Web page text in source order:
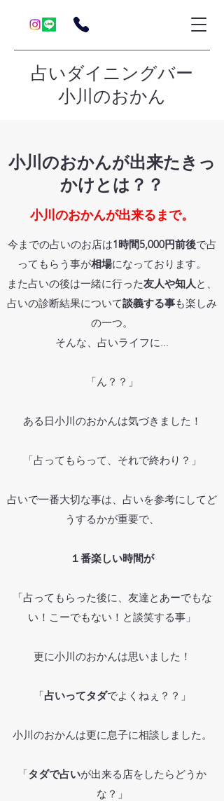
占いダイニングバー
小川のおかん
​小川のおかんが出来たきっ
かけとは？？
小川のおかんが出来るまで。
今までの占いのお店は1時間5,000円前後で占
ってもらう事が相場になっております。
また占いの後は一緒に行った友人や知人と、
占いの診断結果について談義する事も楽しみ
の一つ。
そんな、占いライフに...
「ん？？」
ある日小川のおかんは気づきました！
「占ってもらって、それで終わり ？」
占いで一番大切な事は、占いを参考にしてど
うするかが重要で、
１番楽しい時間が
「占ってもらった後に、友達とあーでもな
い！こーでもない！と談笑する事」
更に小川のおかんは思いました！
「占いってタダでよくねぇ？？」
小川のおかんは更に息子に相談しました。
「タダで占いが出来る店をしたらどうか
な？ 」